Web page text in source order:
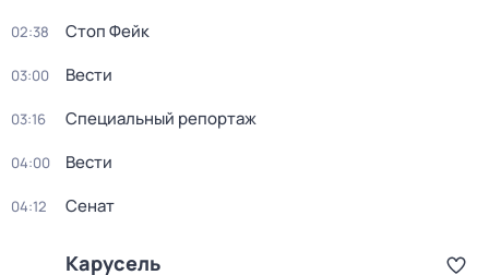
02:38 Стоп Фейк
03:00 Вести
03:16 Специальный репортаж
04:00 Вести
04:12 Сенат
Карусель